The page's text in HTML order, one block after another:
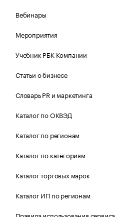
Вебинары
Мероприятия
Учебник РБК Компании
Статьи о бизнесе
Словарь PR и маркетинга
Каталог по ОКВЭД
Каталог по регионам
Каталог по категориям
Каталог торговых марок
Каталог ИП по регионам